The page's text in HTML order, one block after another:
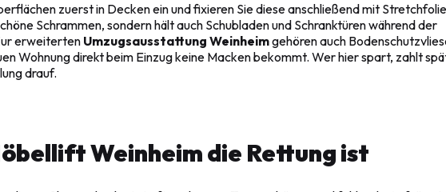
zuerst in Decken ein und fixieren Sie diese anschließend mit
Schrammen, sondern hält auch Schubladen und Schranktüren während der
erweitertenUmzugsausstattung Weinheimgehören auch
Wohnung direkt beim Einzug keine Macken bekommt. Wer hier spart, zahlt
drauf.
Weinheim die Rettung ist